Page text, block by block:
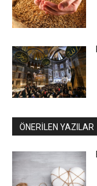
ÖNERİLEN YAZILAR